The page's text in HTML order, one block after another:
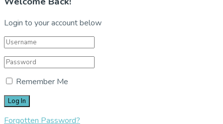
Login to your account below
Remember Me
Forgotten Password?